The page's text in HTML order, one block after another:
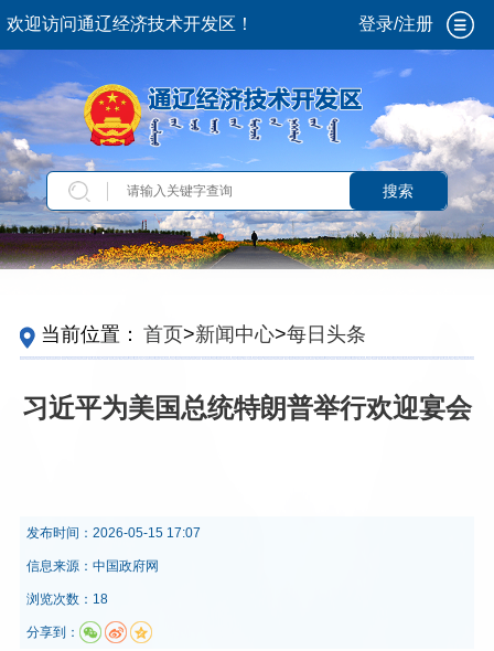
欢迎访问通辽经济技术开发区！ 登录/注册
搜索
当前位置： 首页>新闻中心>每日头条
习近平为美国总统特朗普举行欢迎宴会
发布时间： 2026-05-15 17:07
信息来源： 中国政府网
浏览次数：18
分享到：